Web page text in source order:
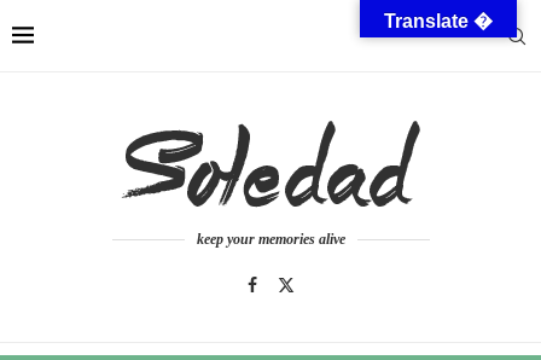
keep your memories alive
Translate �